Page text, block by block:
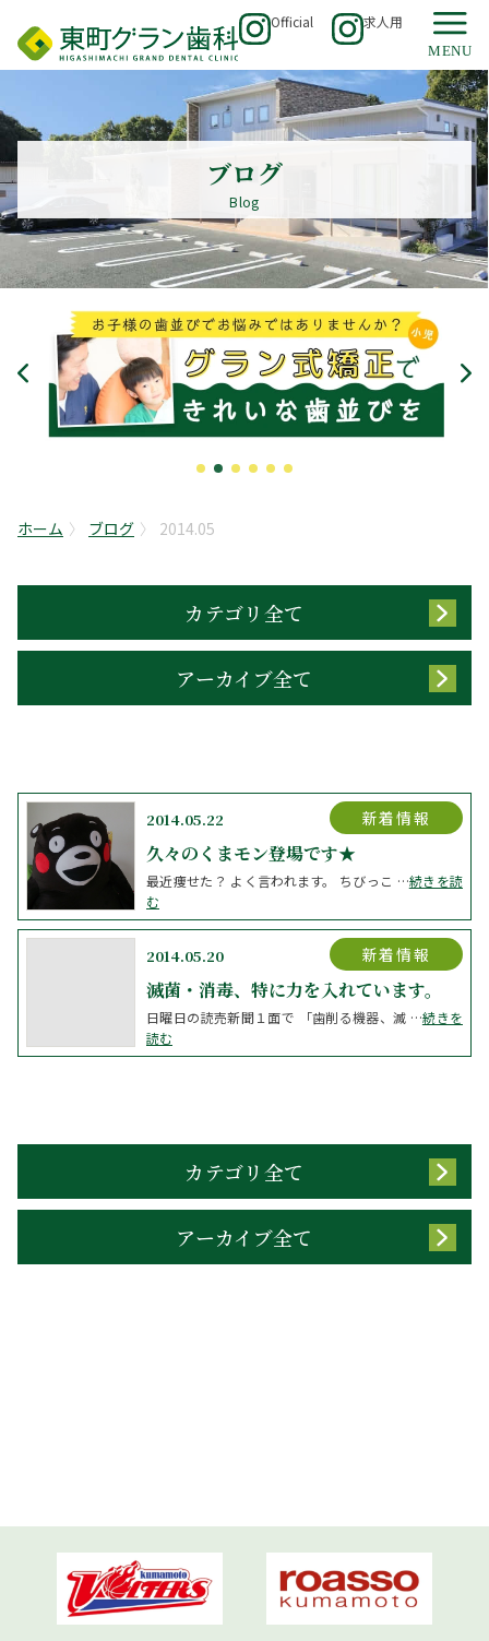
Official 求人用
ブログ
Blog
ホーム ブログ 2014.05
カテゴリ全て
アーカイブ全て
2014.05.22
久々のくまモン登場です★
最近痩せた？ よく言われます。 ちびっこ …続きを読
む
新着情報
2014.05.20
滅菌・消毒、特に力を入れています。
日曜日の読売新聞１面で 「歯削る機器、滅 …続きを
読む
新着情報
カテゴリ全て
アーカイブ全て